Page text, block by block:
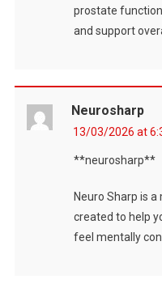
prostate
and support
Neurosharp
13/03/2026 at
**neurosharp**
Neuro Sharp is
created to help
feel mentally